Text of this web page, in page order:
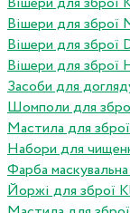
Вішери для зброї
Вішери для зброї
Вішери для зброї
Засоби для
Шомполи для
Мастила для
Набори для
Фарба
Йоржі для зброї